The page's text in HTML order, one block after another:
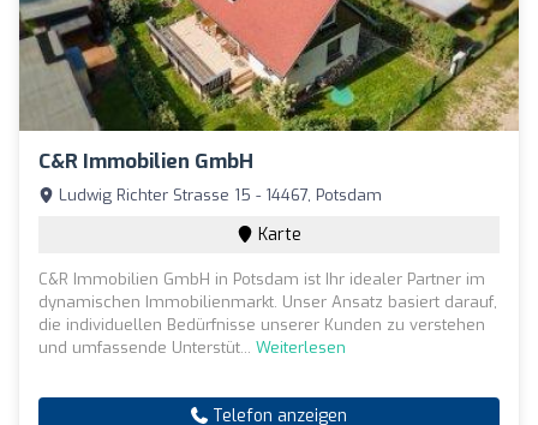
C&R Immobilien GmbH
Ludwig Richter Strasse 15 - 14467, Potsdam
Karte
C&R Immobilien GmbH in Potsdam ist Ihr idealer Partner im
dynamischen Immobilienmarkt. Unser Ansatz basiert darauf,
die individuellen Bedürfnisse unserer Kunden zu verstehen
und umfassende Unterstüt... Weiterlesen
Telefon anzeigen